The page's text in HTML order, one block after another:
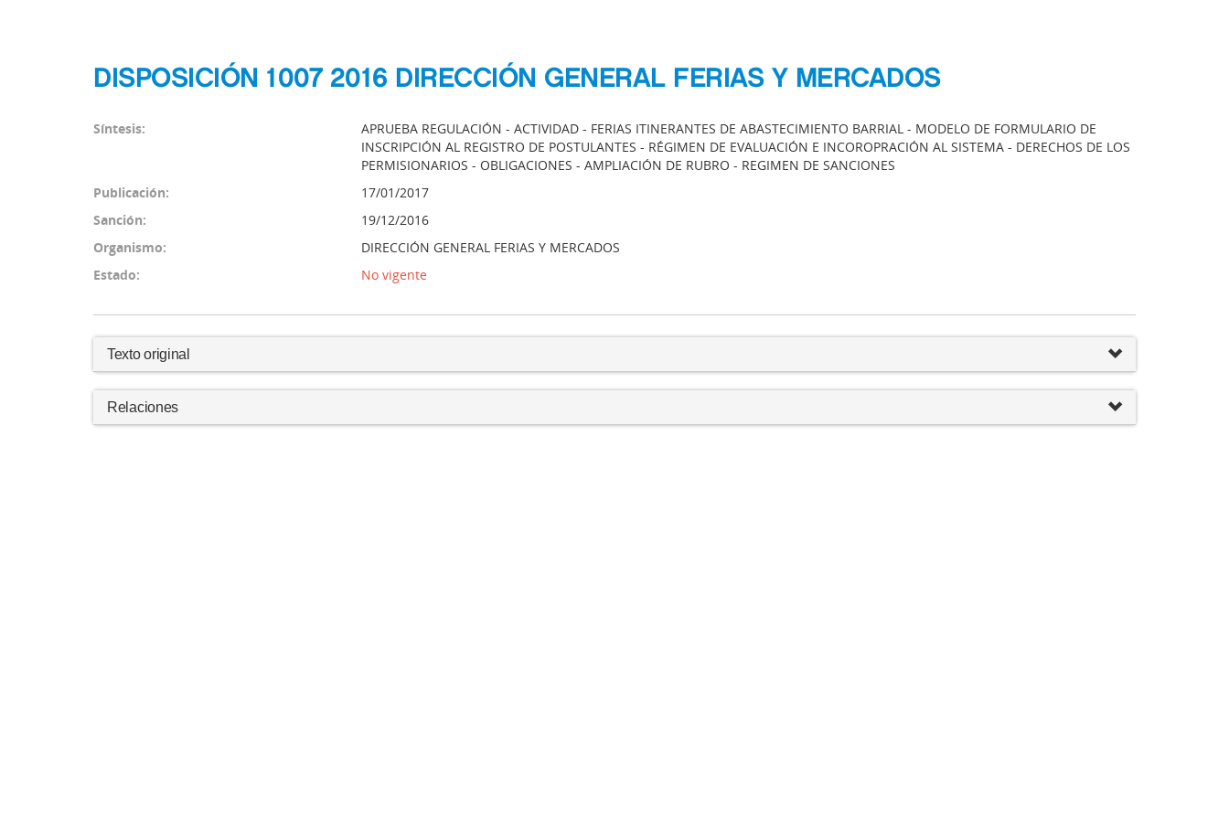
DISPOSICIÓN 1007 2016 DIRECCIÓN GENERAL FERIAS Y MERCADOS
Síntesis:
APRUEBA REGULACIÓN - ACTIVIDAD - FERIAS ITINERANTES DE ABASTECIMIENTO BARRIAL - MODELO DE FORMULARIO DE
INSCRIPCIÓN AL REGISTRO DE POSTULANTES - RÉGIMEN DE EVALUACIÓN E INCOROPRACIÓN AL SISTEMA - DERECHOS DE LOS
PERMISIONARIOS - OBLIGACIONES - AMPLIACIÓN DE RUBRO - REGIMEN DE SANCIONES
Publicación:
17/01/2017
Sanción:
19/12/2016
Organismo:
DIRECCIÓN GENERAL FERIAS Y MERCADOS
Estado:
No vigente
Texto original
Relaciones